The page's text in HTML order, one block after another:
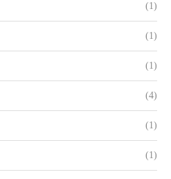
(1)
(1)
(1)
(4)
(1)
(1)